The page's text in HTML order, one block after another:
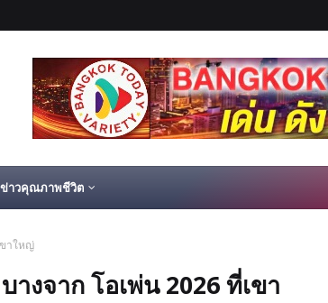
ข่าวคุณภาพชีวิต
าใหญ่
จาก โอเพ่น 2026 ที่เขา